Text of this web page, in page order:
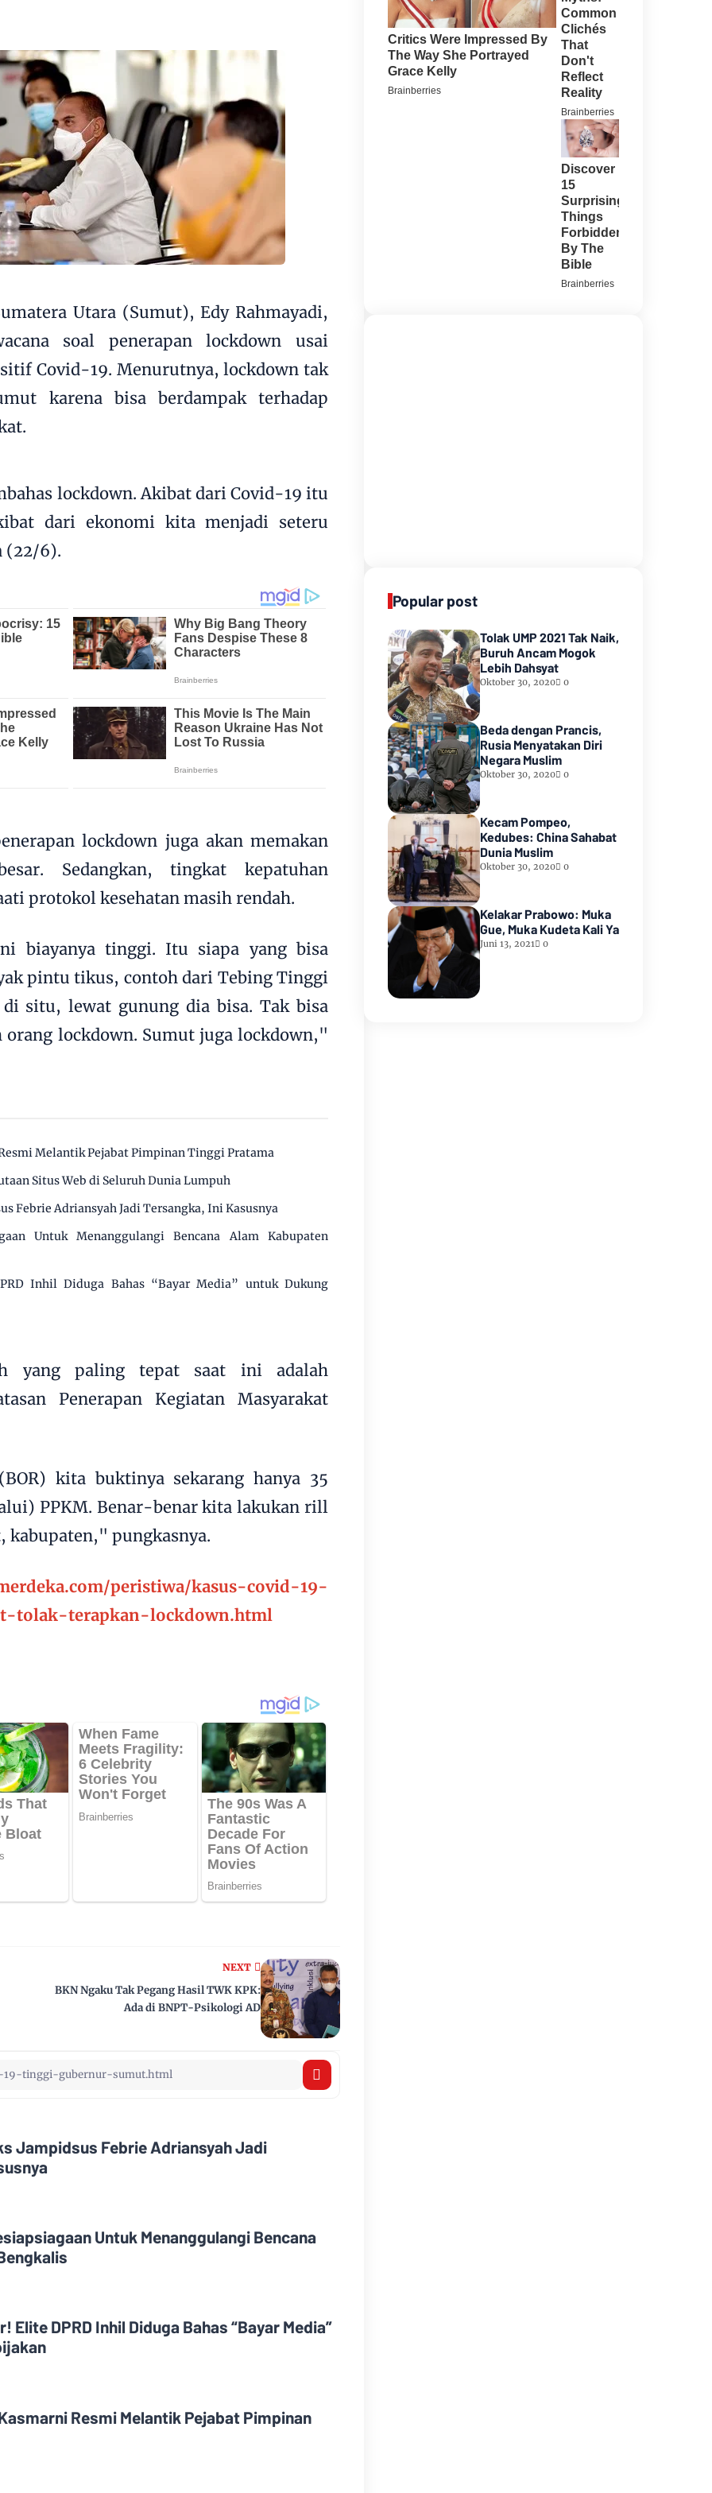
Utara (Sumut), Edy Rahmayadi,
soal penerapan lockdown usai
Covid-19. Menurutnya, lockdown tak
karena bisa berdampak terhadap
lockdown. Akibat dari Covid-19 itu
dari ekonomi kita menjadi seteru
(22/6).
lockdown juga akan memakan
Sedangkan, tingkat kepatuhan
protokol kesehatan masih rendah.
biayanya tinggi. Itu siapa yang bisa
pintu tikus, contoh dari Tebing Tinggi
situ, lewat gunung dia bisa. Tak bisa
lockdown. Sumut juga lockdown,"
Melantik Pejabat Pimpinan Tinggi Pratama
Situs Web di Seluruh Dunia Lumpuh
Febrie Adriansyah Jadi Tersangka, Ini Kasusnya
Untuk Menanggulangi Bencana Alam Kabupaten
Inhil Diduga Bahas “Bayar Media” untuk Dukung
yang paling tepat saat ini adalah
Penerapan Kegiatan Masyarakat
kita buktinya sekarang hanya 35
PPKM. Benar-benar kita lakukan rill
kabupaten," pungkasnya.
peristiwa/kasus-covid-19-
tolak-terapkan-lockdown.html
NEXT
BKN Ngaku Tak Pegang Hasil TWK KPK:
Ada di BNPT-Psikologi AD
Jampidsus Febrie Adriansyah Jadi
Untuk Menanggulangi Bencana
Elite DPRD Inhil Diduga Bahas “Bayar Media”
Resmi Melantik Pejabat Pimpinan
Popular post
Tolak UMP 2021 Tak Naik,
Buruh Ancam Mogok
Lebih Dahsyat
Oktober 30, 2020 0
Beda dengan Prancis,
Rusia Menyatakan Diri
Negara Muslim
Oktober 30, 2020 0
Kecam Pompeo,
Kedubes: China Sahabat
Dunia Muslim
Oktober 30, 2020 0
Kelakar Prabowo: Muka
Gue, Muka Kudeta Kali Ya
Juni 13, 2021 0